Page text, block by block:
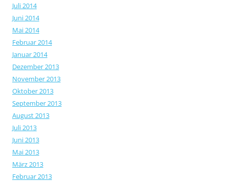
Juli 2014
Juni 2014
Mai 2014
Februar 2014
Januar 2014
Dezember 2013
November 2013
Oktober 2013
September 2013
August 2013
Juli 2013
Juni 2013
Mai 2013
März 2013
Februar 2013